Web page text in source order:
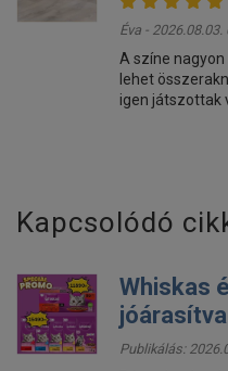
Éva - 2026.08.03.
A színe
lehet
igen játszottak
Kapcsolódó
Whiskas
Publikálás: